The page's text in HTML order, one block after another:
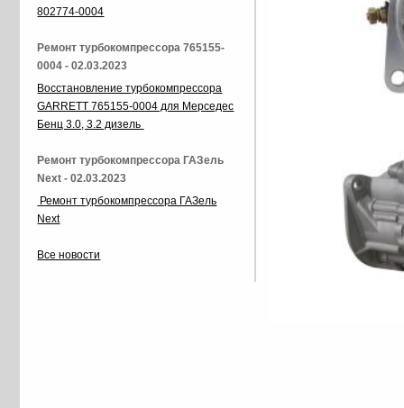
802774-0004
Ремонт турбокомпрессора 765155-
0004 - 02.03.2023
Восстановление турбокомпрессора
GARRETT 765155-0004 для Мерседес
Бенц 3.0, 3.2 дизель
Ремонт турбокомпрессора ГАЗель
Next - 02.03.2023
Ремонт турбокомпрессора ГАЗель
Next
Все новости